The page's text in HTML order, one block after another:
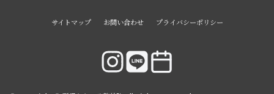
サイトマップ お問い合わせ プライバシーポリシー